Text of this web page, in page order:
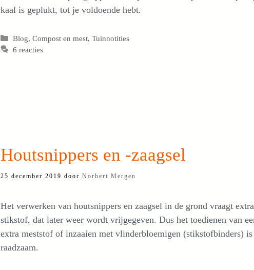
kaal is geplukt, tot je voldoende hebt.
Categorieën
Blog,Compost en mest,Tuinnotities
6 reacties
Houtsnippers en -zaagsel
25 december 2019 door Norbert Mergen
Het verwerken van houtsnippers en zaagsel in de grond vraagt extra
stikstof, dat later weer wordt vrijgegeven. Dus het toedienen van
extra meststof of inzaaien met vlinderbloemigen (stikstofbinders) is
raadzaam.